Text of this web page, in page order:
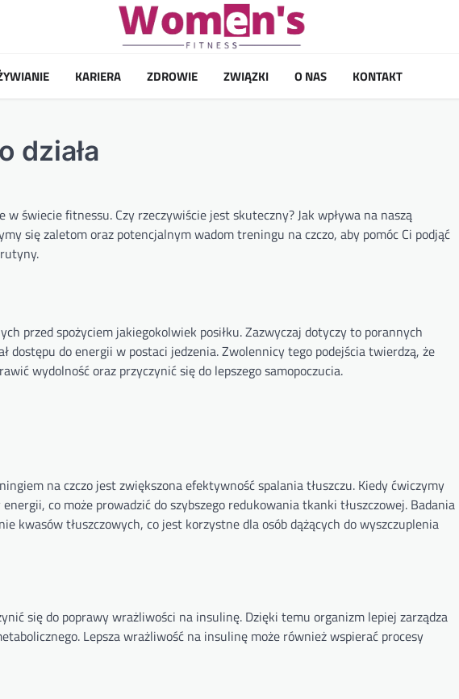
KARIERA ZDROWIE ZWIĄZKI O NAS KONTAKT
działa
świecie fitnessu. Czy rzeczywiście jest skuteczny? Jak wpływa na naszą
się zaletom oraz potencjalnym wadom treningu na czczo, aby pomóc Ci podjąć
przed spożyciem jakiegokolwiek posiłku. Zazwyczaj dotyczy to porannych
dostępu do energii w postaci jedzenia. Zwolennicy tego podejścia twierdzą, że
wydolność oraz przyczynić się do lepszego samopoczucia.
na czczo jest zwiększona efektywność spalania tłuszczu. Kiedy ćwiczymy
co może prowadzić do szybszego redukowania tkanki tłuszczowej. Badania
kwasów tłuszczowych, co jest korzystne dla osób dążących do wyszczuplenia
się do poprawy wrażliwości na insulinę. Dzięki temu organizm lepiej zarządza
Lepsza wrażliwość na insulinę może również wspierać procesy